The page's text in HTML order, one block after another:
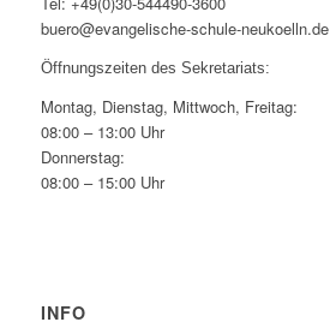
buero@evangelische-schule-neukoelln.de
Öffnungszeiten des Sekretariats:
Montag, Dienstag, Mittwoch, Freitag:
08:00 – 13:00 Uhr
Donnerstag:
08:00 – 15:00 Uhr
INFO